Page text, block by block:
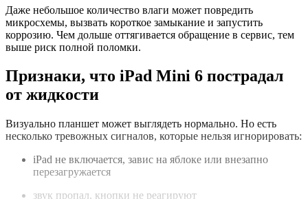
Даже небольшое количество влаги может повредить
микросхемы, вызвать короткое замыкание и запустить
коррозию. Чем дольше оттягивается обращение в сервис, тем
выше риск полной поломки.
Признаки, что iPad Mini 6 пострадал
от жидкости
Визуально планшет может выглядеть нормально. Но есть
несколько тревожных сигналов, которые нельзя игнорировать:
iPad не включается, завис на яблоке или внезапно
перезагружается
звук пропал, кнопки не реагируют